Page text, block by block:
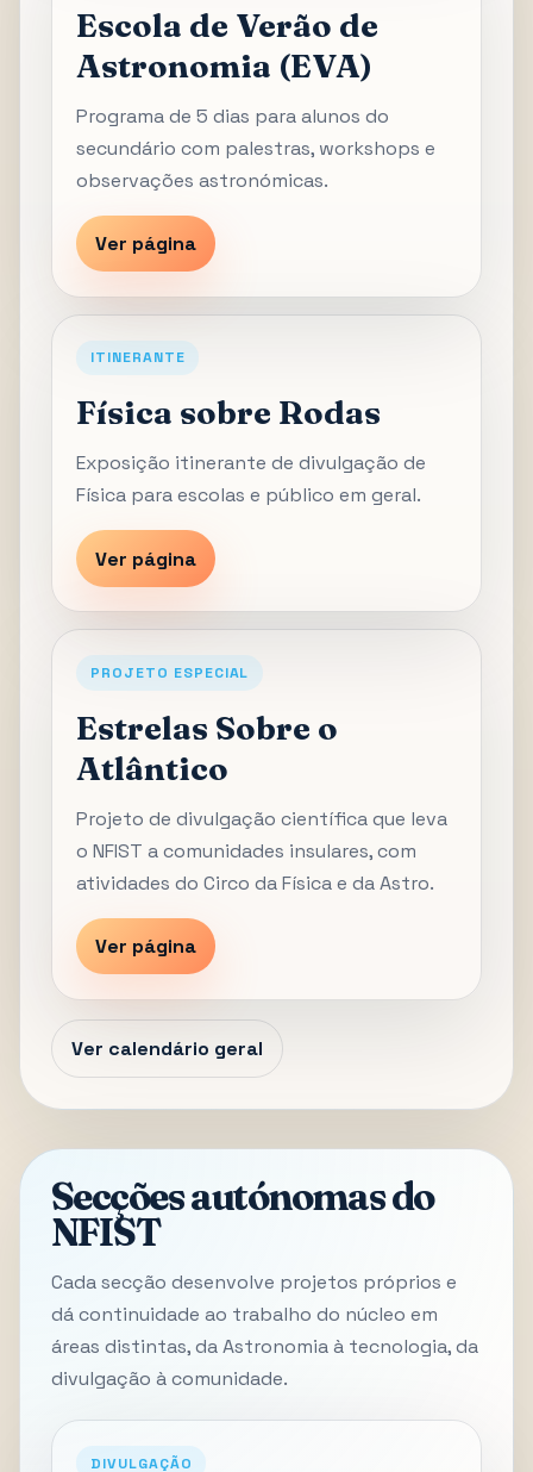
Escola de Verão de
Astronomia (EVA)
Programa de 5 dias para alunos do
secundário com palestras, workshops e
observações astronómicas.
Ver página
ITINERANTE
Física sobre Rodas
Exposição itinerante de divulgação de
Física para escolas e público em geral.
Ver página
PROJETO ESPECIAL
Estrelas Sobre o
Atlântico
Projeto de divulgação científica que leva
o NFIST a comunidades insulares, com
atividades do Circo da Física e da Astro.
Ver página
Ver calendário geral
Secções autónomas do
NFIST
Cada secção desenvolve projetos próprios e
dá continuidade ao trabalho do núcleo em
áreas distintas, da Astronomia à tecnologia, da
divulgação à comunidade.
DIVULGAÇÃO